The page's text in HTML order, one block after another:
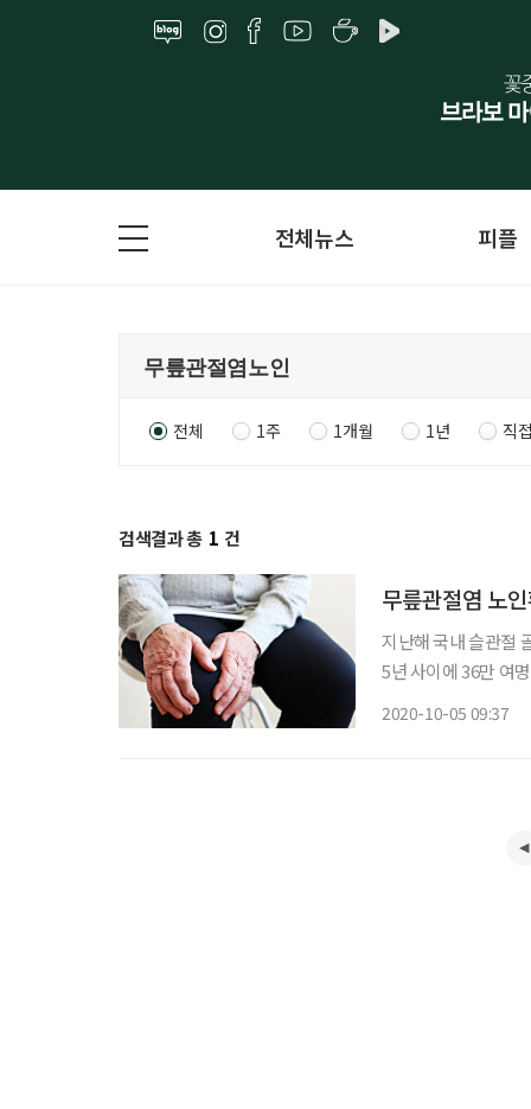
전체뉴스 피플
전체 1주 1개월 1년 직
검색결과 총 1 건
무릎관절염 노
지난해 국내 슬관절
5년 사이에 36만 여
2020-10-05 09:37